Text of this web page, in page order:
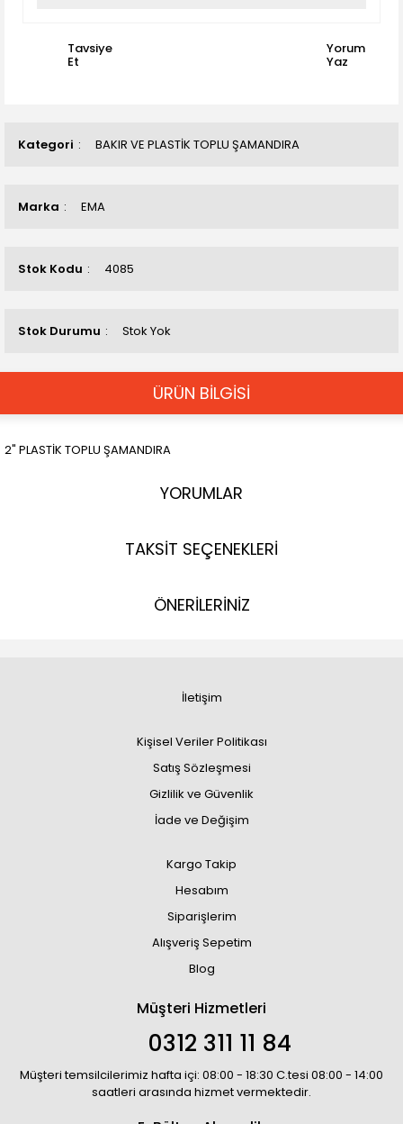
Kategori BAKIR VE PLASTİK TOPLU ŞAMANDIRA
Marka EMA
Stok Kodu 4085
Stok Durumu Stok Yok
Tavsiye
Et
Yorum
Yaz
ÜRÜN BİLGİSİ
2" PLASTİK TOPLU ŞAMANDIRA
YORUMLAR
TAKSİT SEÇENEKLERİ
ÖNERİLERİNİZ
İletişim
Kişisel Veriler Politikası
Satış Sözleşmesi
Gizlilik ve Güvenlik
İade ve Değişim
Kargo Takip
Hesabım
Siparişlerim
Alışveriş Sepetim
Blog
Müşteri Hizmetleri
0312 311 11 84
Müşteri temsilcilerimiz hafta içi: 08:00 - 18:30 C.tesi 08:00 - 14:00
saatleri arasında hizmet vermektedir.